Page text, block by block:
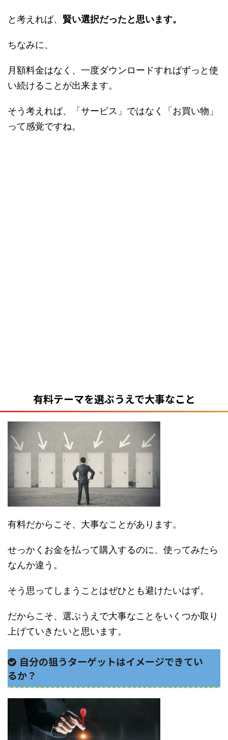
と考えれば、 賢い選択だったと思います。
ちなみに、
月額料金はなく、一度ダウンロードすればずっと使
い続けることが出来ます。
そう考えれば、「サービス」ではなく「お買い物」
って感覚ですね。
有料テーマを選ぶうえで大事なこと
有料だからこそ、大事なことがあります。
せっかくお金を払って購入するのに、使ってみたら
なんか違う。
そう思ってしまうことはぜひとも避けたいはず。
だからこそ、選ぶうえで大事なことをいくつか取り
上げていきたいと思います。
自分の狙うターゲットはイメージできてい
るか？